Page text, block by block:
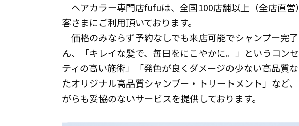
ヘアカラー専門店fufuは、全国100店舗以上（全店直営
客さまにご利用頂いております。
価格のみならず予約なしでも来店可能でシャンプー完
ん、「キレイな髪で、毎日をにこやかに。」というコン
ティの高い施術」「発色が良くダメージの少ない高品質
たオリジナル高品質シャンプー・トリートメント」など
がらも妥協のないサービスを提供しております。